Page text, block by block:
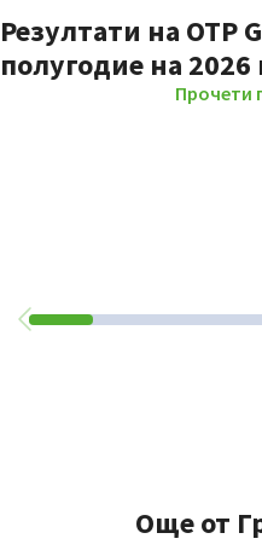
Резултати на OTP
полугодие на 2026
Прочети
Още от